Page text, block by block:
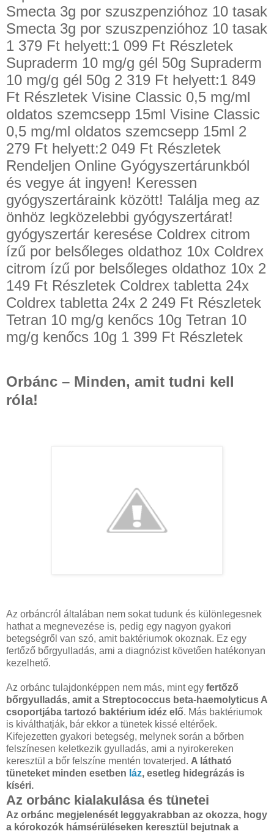
Smecta 3g por szuszpenzióhoz 10 tasak
Smecta 3g por szuszpenzióhoz 10 tasak
1 379 Ft helyett:1 099 Ft Részletek
Supraderm 10 mg/g gél 50g Supraderm
10 mg/g gél 50g 2 319 Ft helyett:1 849
Ft Részletek Visine Classic 0,5 mg/ml
oldatos szemcsepp 15ml Visine Classic
0,5 mg/ml oldatos szemcsepp 15ml 2
279 Ft helyett:2 049 Ft Részletek
Rendeljen Online Gyógyszertárunkból
és vegye át ingyen! Keressen
gyógyszertáraink között! Találja meg az
önhöz legközelebbi gyógyszertárat!
gyógyszertár keresése Coldrex citrom
ízű por belsőleges oldathoz 10x Coldrex
citrom ízű por belsőleges oldathoz 10x 2
149 Ft Részletek Coldrex tabletta 24x
Coldrex tabletta 24x 2 249 Ft Részletek
Tetran 10 mg/g kenőcs 10g Tetran 10
mg/g kenőcs 10g 1 399 Ft Részletek
Orbánc – Minden, amit tudni kell
róla!
Az orbáncról általában nem sokat tudunk és különlegesnek
hathat a megnevezése is, pedig egy nagyon gyakori
betegségről van szó, amit baktériumok okoznak. Ez egy
fertőző bőrgyulladás, ami a diagnózist követően hatékonyan
kezelhető.
Az orbánc tulajdonképpen nem más, mint egy fertőző
bőrgyulladás, amit a Streptococcus beta-haemolyticus A
csoportjába tartozó baktérium idéz elő. Más baktériumok
is kiválthatják, bár ekkor a tünetek kissé eltérőek.
Kifejezetten gyakori betegség, melynek során a bőrben
felszínesen keletkezik gyulladás, ami a nyirokereken
keresztül a bőr felszíne mentén tovaterjed. A látható
tüneteket minden esetben láz, esetleg hidegrázás is
kíséri.
Az orbánc kialakulása és tünetei
Az orbánc megjelenését leggyakrabban az okozza, hogy
a kórokozók hámsérüléseken keresztül bejutnak a